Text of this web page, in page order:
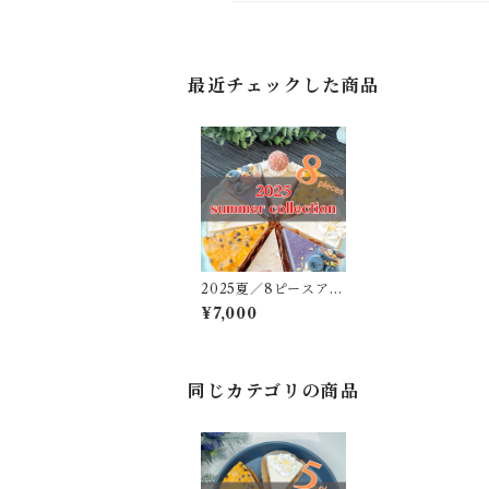
最近チェックした商品
2025夏／8ピースアソ
ート
¥7,000
同じカテゴリの商品